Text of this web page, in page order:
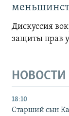
Дискуссия
защиты прав
НОВОСТИ
18:10
Старший сын